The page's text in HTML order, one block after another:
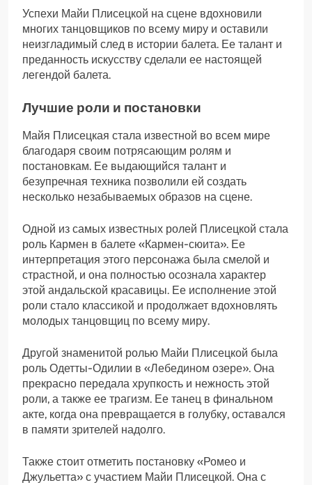
Успехи Майи Плисецкой на сцене вдохновили
многих танцовщиков по всему миру и оставили
неизгладимый след в истории балета. Ее талант и
преданность искусству сделали ее настоящей
легендой балета.
Лучшие роли и постановки
Майя Плисецкая стала известной во всем мире
благодаря своим потрясающим ролям и
постановкам. Ее выдающийся талант и
безупречная техника позволили ей создать
несколько незабываемых образов на сцене.
Одной из самых известных ролей Плисецкой стала
роль Кармен в балете «Кармен-сюита». Ее
интерпретация этого персонажа была смелой и
страстной, и она полностью осознала характер
этой андальской красавицы. Ее исполнение этой
роли стало классикой и продолжает вдохновлять
молодых танцовщиц по всему миру.
Другой знаменитой ролью Майи Плисецкой была
роль Одетты-Одилии в «Лебедином озере». Она
прекрасно передала хрупкость и нежность этой
роли, а также ее трагизм. Ее танец в финальном
акте, когда она превращается в голубку, оставался
в памяти зрителей надолго.
Также стоит отметить постановку «Ромео и
Джульетта» с участием Майи Плисецкой. Она с